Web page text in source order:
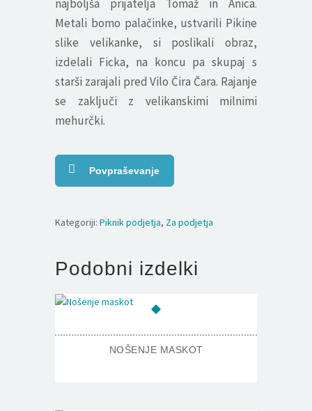
najboljša prijatelja Tomaž in Anica.
Metali bomo palačinke, ustvarili Pikine
slike velikanke, si poslikali obraz,
izdelali Ficka, na koncu pa skupaj s
starši zarajali pred Vilo Čira Čara. Rajanje
se zaključi z velikanskimi milnimi
mehurčki.
Povpraševanje
Kategoriji: Piknik podjetja, Za podjetja
Podobni izdelki
NOŠENJE MASKOT